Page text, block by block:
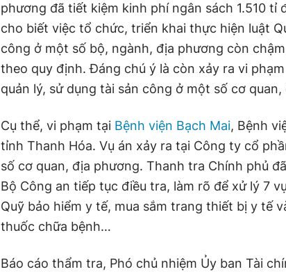
phương đã tiết kiệm kinh phí ngân sách 1.510 tỉ
cho biết việc tổ chức, triển khai thực hiện luật
công ở một số bộ, ngành, địa phương còn
theo quy định. Đáng chú ý là còn xảy ra vi
quản lý, sử dụng tài sản công ở một số cơ quan,
Cụ thể, vi phạm tại Bệnh viện Bạch Mai, Bệnh
tỉnh Thanh Hóa. Vụ án xảy ra tại Công ty cổ
số cơ quan, địa phương. Thanh tra Chính phủ
Bộ Công an tiếp tục điều tra, làm rõ để xử lý 7
Quỹ bảo hiểm y tế, mua sắm trang thiết bị y tế
thuốc chữa bệnh…
Báo cáo thẩm tra, Phó chủ nhiệm Ủy ban Tài